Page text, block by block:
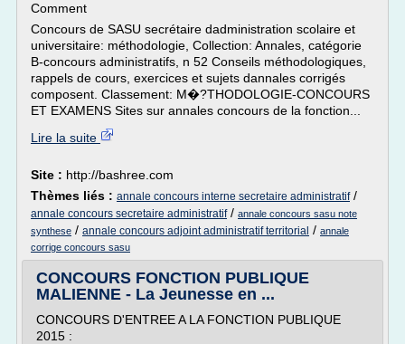
Comment
Concours de SASU secrétaire dadministration scolaire et
universitaire: méthodologie, Collection: Annales, catégorie
B-concours administratifs, n 52 Conseils méthodologiques,
rappels de cours, exercices et sujets dannales corrigés
composent. Classement: M�?THODOLOGIE-CONCOURS
ET EXAMENS Sites sur annales concours de la fonction...
Lire la suite
Site : http://bashree.com
Thèmes liés : annale concours interne secretaire administratif/
annale concours secretaire administratif/ annale concours sasu note
synthese / annale concours adjoint administratif territorial / annale
corrige concours sasu
CONCOURS FONCTION PUBLIQUE
MALIENNE - La Jeunesse en ...
CONCOURS D'ENTREE A LA FONCTION PUBLIQUE
2015 :